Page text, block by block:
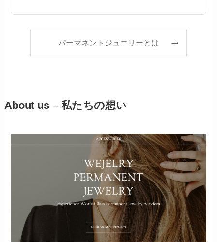
パーマネントジュエリーとは
About us – 私たちの想い